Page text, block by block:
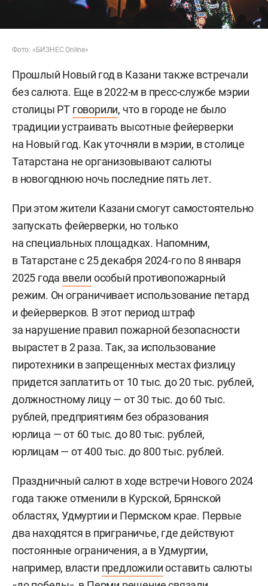
Фото: «БИЗНЕС Online»
Прошлый Новый год в Казани также встречали
без салюта. Еще в 2022-м в пресс-службе мэрии
столицы РТ говорили, что в городе не было
традиции устраивать высотные фейерверки
на Новый год. Как уточняли в мэрии, в столице
Татарстана не организовывают салюты
в новогоднюю ночь последние пять лет.
При этом жители Казани смогут самостоятельно
запускать фейерверки, но только
на специальных площадках. Напомним,
в Татарстане с 25 декабря 2024-го по 8 января
2025 года ввели особый противопожарный
режим. Он ограничивает использование петард
и фейерверков. В этот период штраф
за нарушение правил пожарной безопасности
вырастет в 2 раза. Так, за использование
пиротехники в запрещенных местах физлицу
придется заплатить от 10 тыс. до 20 тыс. рублей,
должностному лицу — от 30 тыс. до 60 тыс.
рублей, предприятиям без образования
юрлица — от 60 тыс. до 80 тыс. рублей,
юрлицам — от 400 тыс. до 800 тыс. рублей.
Праздничный салют в ходе встречи Нового 2024
года также отменили в Курской, Брянской
областях, Удмуртии и Пермском крае. Первые
два находятся в приграничье, где действуют
постоянные ограничения, а в Удмуртии,
например, власти предложилиоставить салюты